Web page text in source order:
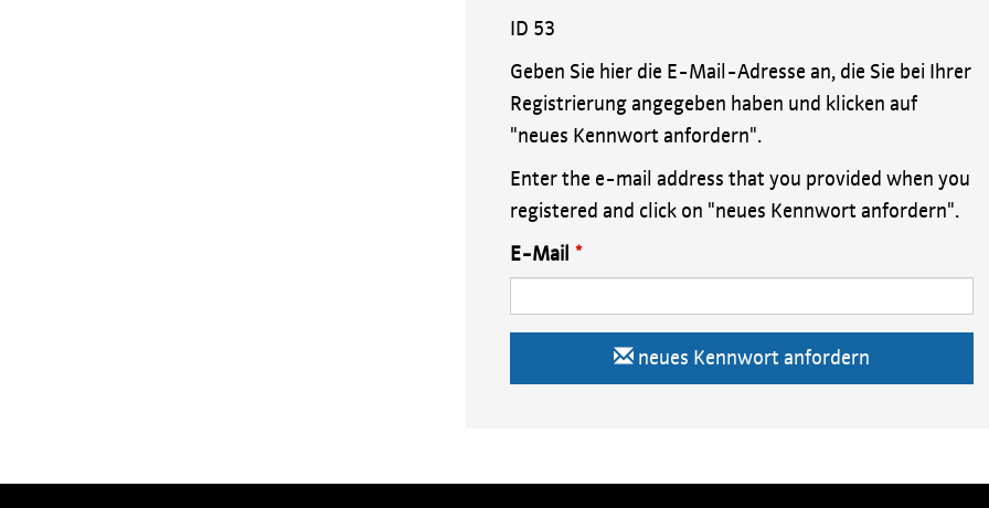
ID 53
Geben Sie hier die E-Mail-Adresse an, die Sie bei Ihrer
Registrierung angegeben haben und klicken auf
"neues Kennwort anfordern".
Enter the e-mail address that you provided when you
registered and click on "neues Kennwort anfordern".
E-Mail
neues Kennwort anfordern